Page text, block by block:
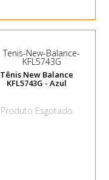
Tênis New Balance
KFL5743G - Azul
Produto Esgotado